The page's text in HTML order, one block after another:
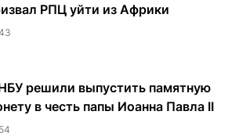
РПЦ уйти из Африки
решили выпустить памятную
в честь папы Иоанна Павла II